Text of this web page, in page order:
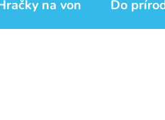
na von Do